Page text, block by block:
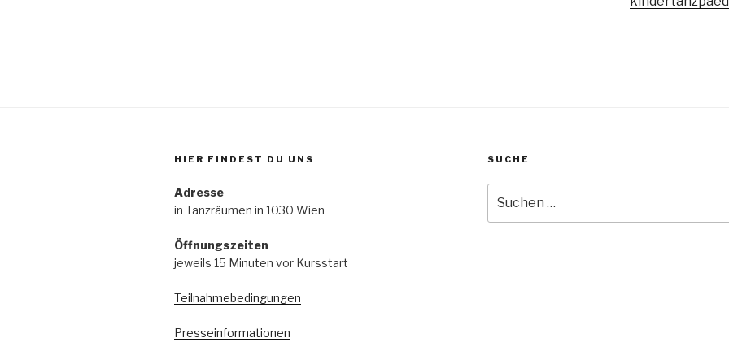
HIER FINDEST DU UNS
Adresse
in Tanzräumen in 1030 Wien
Öffnungszeiten
jeweils 15 Minuten vor Kursstart
Teilnahmebedingungen
Presseinformationen
SUCHE
nach: